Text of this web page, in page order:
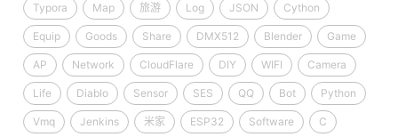
Typora Map 旅游 Log JSON Cython
Equip Goods Share DMX512 Blender Game
AP Network CloudFlare DIY WIFI Camera
Life Diablo Sensor SES QQ Bot Python
Vmq Jenkins 米家 ESP32 Software C